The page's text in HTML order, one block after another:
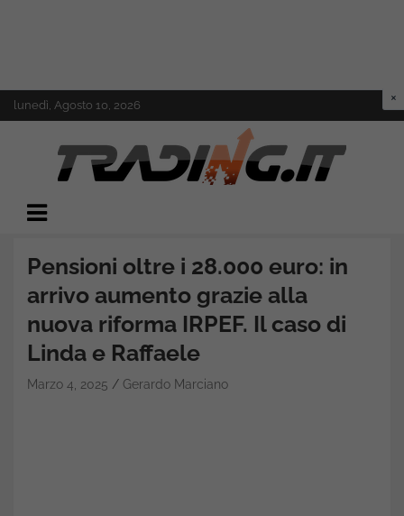
Skip
to
lunedì, Agosto 10, 2026
Trading.it
Pensioni oltre i 28.000 euro: in
arrivo aumento grazie alla
nuova riforma IRPEF. Il caso di
Linda e Raffaele
Marzo 4, 2025 Gerardo Marciano